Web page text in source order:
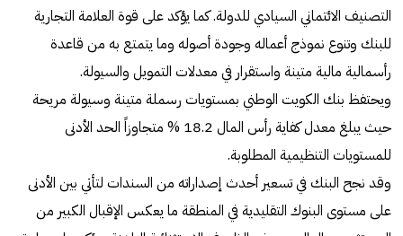
التصنيف الائتماني السيادي للدولة. كما يؤكد على قوة العلامة التجارية
للبنك وتنوع نموذج أعماله وجودة أصوله وما يتمتع به من قاعدة
رأسمالية مالية متينة واستقرار في معدلات التمويل والسيولة.
ويحتفظ بنك الكويت الوطني بمستويات رسملة متينة وسيولة مريحة
حيث يبلغ معدل كفاية رأس المال 18.2 % متجاوزاً الحد الأدنى
للمستويات التنظيمية المطلوبة.
وقد نجح البنك في تسعير أحدث إصداراته من السندات لتأتي بين الأدنى
على مستوى البنوك التقليدية في المنطقة ما يعكس الإقبال الكبير من